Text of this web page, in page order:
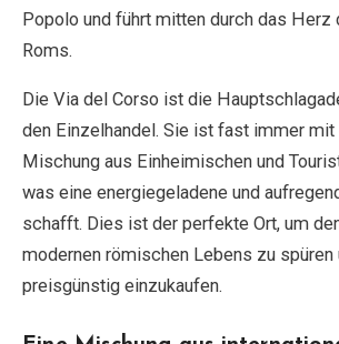
Popolo und führt mitten durch das
Roms.
Die Via del Corso ist die
den Einzelhandel. Sie ist fast immer
Mischung aus Einheimischen und
was eine energiegeladene und
schafft. Dies ist der perfekte Ort, um
modernen römischen Lebens zu
preisgünstig einzukaufen.